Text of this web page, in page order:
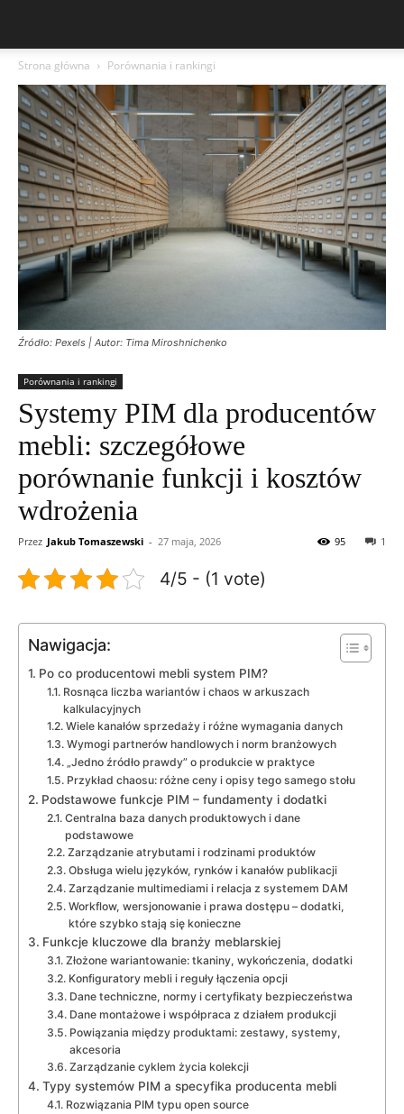
Strona główna Porównania i rankingi
Źródło: Pexels | Autor: Tima Miroshnichenko
Porównania i rankingi
Systemy PIM dla producentów
mebli: szczegółowe
porównanie funkcji i kosztów
wdrożenia
Przez Jakub Tomaszewski - 27 maja, 2026 1
95
4/5 - (1 vote)
Nawigacja:
Po co producentowi mebli system PIM?
Rosnąca liczba wariantów i chaos w arkuszach
kalkulacyjnych
Wiele kanałów sprzedaży i różne wymagania danych
Wymogi partnerów handlowych i norm branżowych
„Jedno źródło prawdy” o produkcie w praktyce
Przykład chaosu: różne ceny i opisy tego samego stołu
Podstawowe funkcje PIM – fundamenty i dodatki
Centralna baza danych produktowych i dane
podstawowe
Zarządzanie atrybutami i rodzinami produktów
Obsługa wielu języków, rynków i kanałów publikacji
Zarządzanie multimediami i relacja z systemem DAM
Workflow, wersjonowanie i prawa dostępu – dodatki,
które szybko stają się konieczne
Funkcje kluczowe dla branży meblarskiej
Złożone wariantowanie: tkaniny, wykończenia, dodatki
Konfiguratory mebli i reguły łączenia opcji
Dane techniczne, normy i certyfikaty bezpieczeństwa
Dane montażowe i współpraca z działem produkcji
Powiązania między produktami: zestawy, systemy,
akcesoria
Zarządzanie cyklem życia kolekcji
Typy systemów PIM a specyfika producenta mebli
Rozwiązania PIM typu open source